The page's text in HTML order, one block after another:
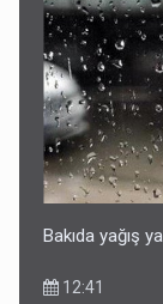
Bakıda yağış
12:41